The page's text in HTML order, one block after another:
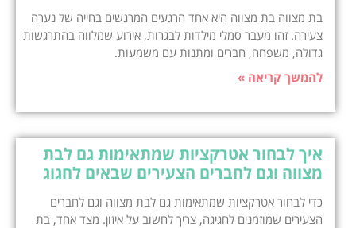
בת מצווה בת מצווה היא אחד הרגעים המרגשים בחייה של נערה
צעירה. זהו מעבר סמלי מילדות לבגרות, אירוע שמלווה בהתרגשות
גדולה, משפחה, חברים ומתנות עם משמעות.
להמשך קריאה »
איך לבחור אטרקציות שמתאימות גם לבת
מצווה וגם לחברים הצעירים שבאים לחגוג
כדי לבחור אטרקציות שמתאימות גם לבת מצווה וגם לחברים
הצעירים שמוזמנים לחגיגה, צריך לחשוב על איזון. מצד אחד, בת